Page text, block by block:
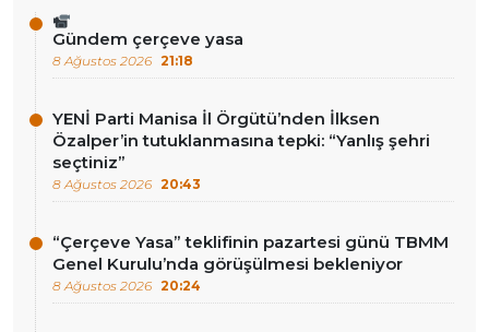
Gündem çerçeve yasa
8 Ağustos 2026 21:18
YENİ Parti Manisa İl Örgütü’nden İlksen
Özalper’in tutuklanmasına tepki: “Yanlış şehri
seçtiniz”
8 Ağustos 2026 20:43
“Çerçeve Yasa” teklifinin pazartesi günü TBMM
Genel Kurulu’nda görüşülmesi bekleniyor
8 Ağustos 2026 20:24